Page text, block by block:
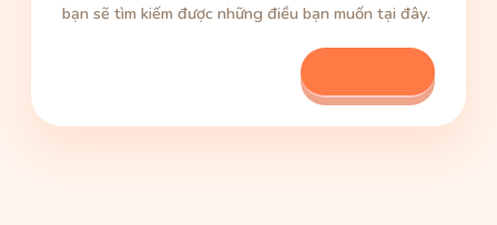
bạn sẽ tìm kiếm được những điều bạn muốn tại đây.